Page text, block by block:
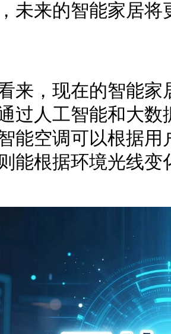
未来的智能家居
，现在的智能家
过人工智能和大
能空调可以根据
能根据环境光线变